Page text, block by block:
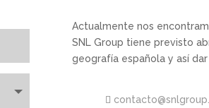
Actualmente nos
SNL Group tiene previsto
geografía española y así